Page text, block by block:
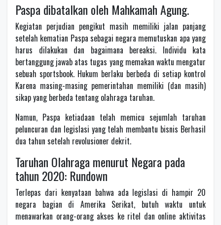
Paspa dibatalkan oleh Mahkamah Agung.
Kegiatan perjudian pengikut masih memiliki jalan panjang
setelah kematian Paspa sebagai negara memutuskan apa yang
harus dilakukan dan bagaimana bereaksi. Individu kata
bertanggung jawab atas tugas yang memakan waktu mengatur
sebuah sportsbook. Hukum berlaku berbeda di setiap kontrol
Karena masing-masing pemerintahan memiliki (dan masih)
sikap yang berbeda tentang olahraga taruhan.
Namun, Paspa ketiadaan telah memicu sejumlah taruhan
peluncuran dan legislasi yang telah membantu bisnis Berhasil
dua tahun setelah revolusioner dekrit.
Taruhan Olahraga menurut Negara pada
tahun 2020: Rundown
Terlepas dari kenyataan bahwa ada legislasi di hampir 20
negara bagian di Amerika Serikat, butuh waktu untuk
menawarkan orang-orang akses ke ritel dan online aktivitas